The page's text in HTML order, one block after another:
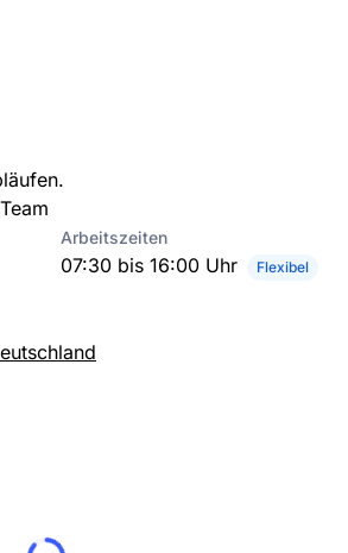
Arbeitszeiten
07:30 bis 16:00 Uhr Flexibel